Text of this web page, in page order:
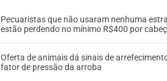
Pecuaristas que não usaram nenhuma
estão perdendo no mínimo R$400 por
Oferta de animais dá sinais de
fator de pressão da arroba